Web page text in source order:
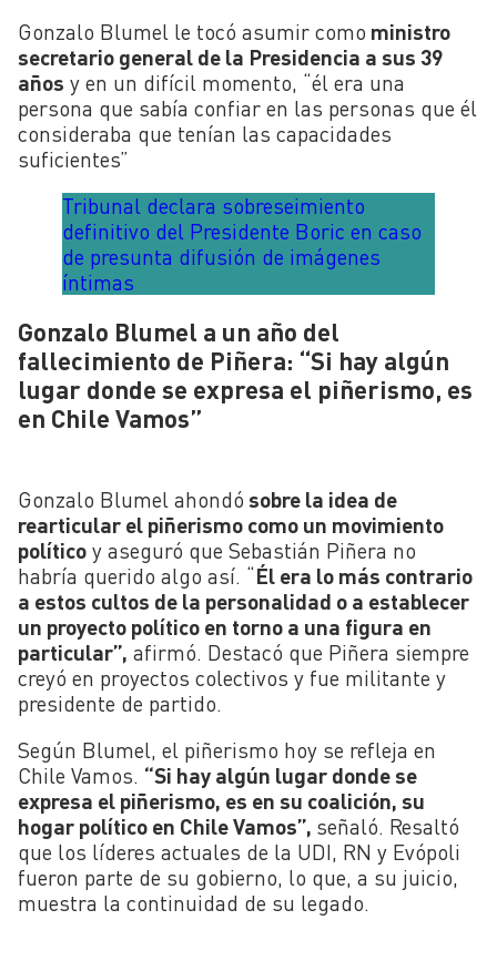
Gonzalo Blumel le tocó asumir como ministro
secretario general de la Presidencia a sus 39
años y en un difícil momento, “él era una
persona que sabía confiar en las personas que él
consideraba que tenían las capacidades
suficientes”
Tribunal declara sobreseimiento
definitivo del Presidente Boric en caso
de presunta difusión de imágenes
íntimas
Gonzalo Blumel a un año del
fallecimiento de Piñera: “Si hay algún
lugar donde se expresa el piñerismo, es
en Chile Vamos”
Gonzalo Blumel ahondó sobre la idea de
rearticular el piñerismo como un movimiento
político y aseguró que Sebastián Piñera no
habría querido algo así. “Él era lo más contrario
a estos cultos de la personalidad o a establecer
un proyecto político en torno a una figura en
particular”, afirmó. Destacó que Piñera siempre
creyó en proyectos colectivos y fue militante y
presidente de partido.
Según Blumel, el piñerismo hoy se refleja en
Chile Vamos. “Si hay algún lugar donde se
expresa el piñerismo, es en su coalición, su
hogar político en Chile Vamos”, señaló. Resaltó
que los líderes actuales de la UDI, RN y Evópoli
fueron parte de su gobierno, lo que, a su juicio,
muestra la continuidad de su legado.